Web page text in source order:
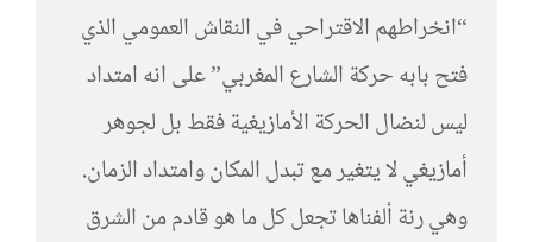
“انخراطهم الاقتراحي في النقاش العمومي الذي
فتح بابه حركة الشارع المغربي” على انه امتداد
ليس لنضال الحركة الأمازيغية فقط بل لجوهر
أمازيغي لا يتغير مع تبدل المكان وامتداد الزمان.
وهي رنة ألفناها تجعل كل ما هو قادم من الشرق